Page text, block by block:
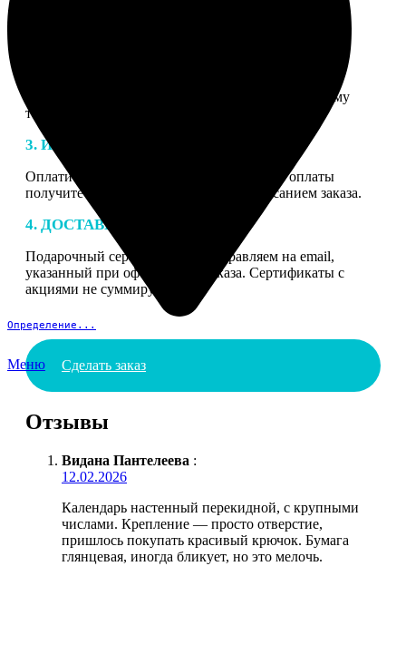
Определение...
Меню
специалисты могут связаться с Вами по указанному
телефону или email для согласования деталей.
3. ИЗГОТОВЛЕНИЕ
Оплатите заказ банковской картой. После оплаты
получите подтверждение на email с описанием заказа.
4. ДОСТАВКА И ОПЛАТА
Подарочный сертификат мы отправляем на email,
указанный при оформлении заказа. Сертификаты с
акциями не суммируются.
Сделать заказ
Отзывы
Видана Пантелеева :
12.02.2026
Календарь настенный перекидной, с крупными
числами. Крепление — просто отверстие,
пришлось покупать красивый крючок. Бумага
глянцевая, иногда бликует, но это мелочь.